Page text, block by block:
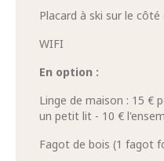
Placard à ski sur le
WIFI
En option :
Linge de maison : 15 €
un petit lit - 10 €
Fagot de bois (1 fagot